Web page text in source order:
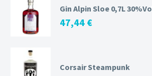
Gin Alpin Sloe 0,7L
47,44 €
Corsair Steampunk